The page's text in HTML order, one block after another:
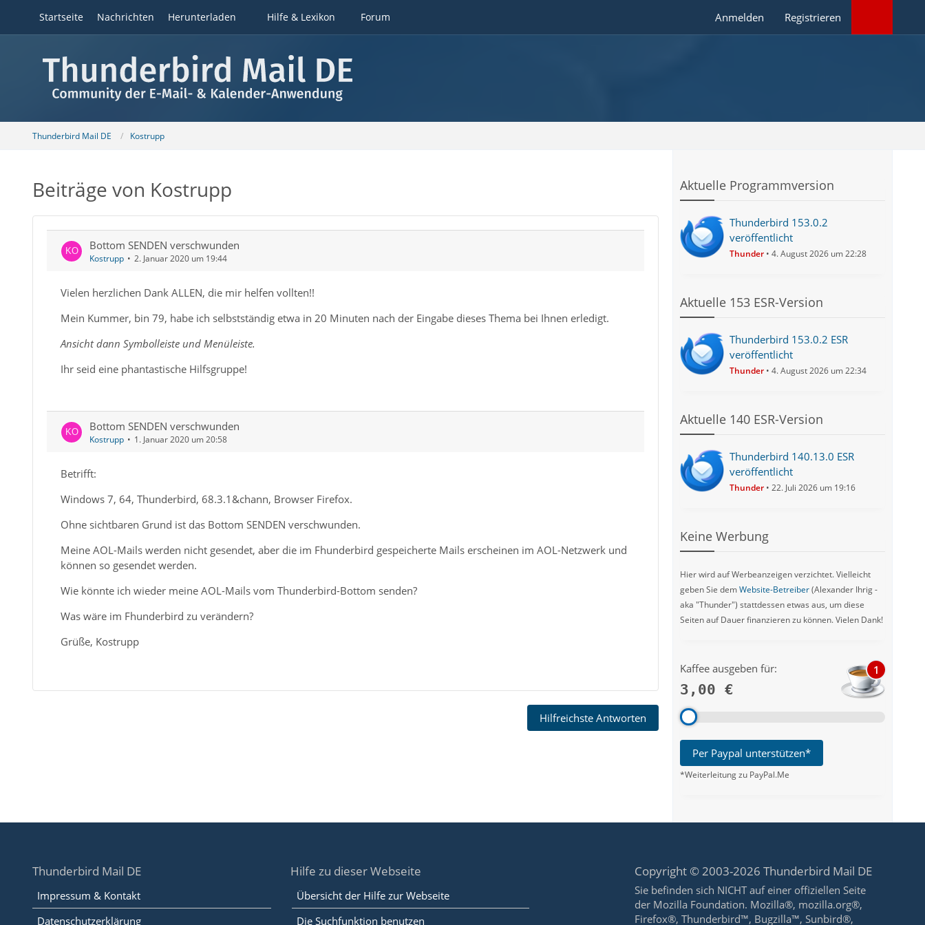
Startseite Nachrichten Herunterladen Hilfe & Lexikon Forum Anmelden Registrieren
Thunderbird Mail DE Kostrupp
Beiträge von Kostrupp
Bottom SENDEN verschwunden
Kostrupp 2. Januar 2020 um 19:44
Vielen herzlichen Dank ALLEN, die mir helfen vollten!!
Mein Kummer, bin 79, habe ich selbstständig etwa in 20 Minuten nach der Eingabe dieses Thema bei Ihnen erledigt.
Ansicht dann Symbolleiste und Menüleiste.
Ihr seid eine phantastische Hilfsgruppe!
Bottom SENDEN verschwunden
Kostrupp 1. Januar 2020 um 20:58
Betrifft:
Windows 7, 64, Thunderbird, 68.3.1&chann, Browser Firefox.
Ohne sichtbaren Grund ist das Bottom SENDEN verschwunden.
Meine AOL-Mails werden nicht gesendet, aber die im Fhunderbird gespeicherte Mails erscheinen im AOL-Netzwerk und
können so gesendet werden.
Wie könnte ich wieder meine AOL-Mails vom Thunderbird-Bottom senden?
Was wäre im Fhunderbird zu verändern?
Grüße, Kostrupp
Hilfreichste Antworten
Aktuelle Programmversion
Thunderbird 153.0.2
veröffentlicht
Thunder 4. August 2026 um 22:28
Aktuelle 153 ESR-Version
Thunderbird 153.0.2 ESR
veröffentlicht
Thunder 4. August 2026 um 22:34
Aktuelle 140 ESR-Version
Thunderbird 140.13.0 ESR
veröffentlicht
Thunder 22. Juli 2026 um 19:16
Keine Werbung
Hier wird auf Werbeanzeigen verzichtet. Vielleicht
geben Sie demWebsite-Betreiber(Alexander Ihrig -
aka "Thunder") stattdessen etwas aus, um diese
Seiten auf Dauer finanzieren zu können. Vielen Dank!
Kaffee ausgeben für:
3,00 €
1
Per Paypal unterstützen*
*Weiterleitung zu PayPal.Me
Thunderbird Mail DE
Impressum & Kontakt
Datenschutzerklärung
Hilfe zu dieser Webseite
Übersicht der Hilfe zur Webseite
Die Suchfunktion benutzen
Copyright © 2003-2026 Thunderbird Mail DE
Sie befinden sich NICHT auf einer offiziellen Seite
der Mozilla Foundation. Mozilla®, mozilla.org®,
Firefox®, Thunderbird™, Bugzilla™, Sunbird®,